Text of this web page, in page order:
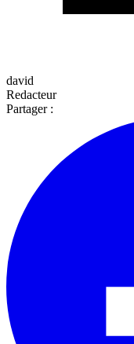
david
Redacteur
Partager :